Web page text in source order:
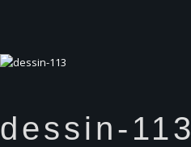
dessin-113